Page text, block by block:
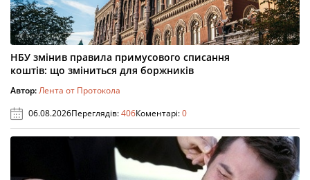
НБУ змінив правила примусового списання
коштів: що зміниться для боржників
Автор:Лента от Протокола
06.08.2026Переглядів:406Коментарі:0